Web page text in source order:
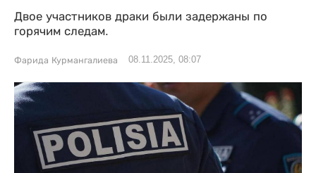
Двое участников драки были задержаны по
горячим следам.
Фарида Курмангалиева 08.11.2025, 08:07